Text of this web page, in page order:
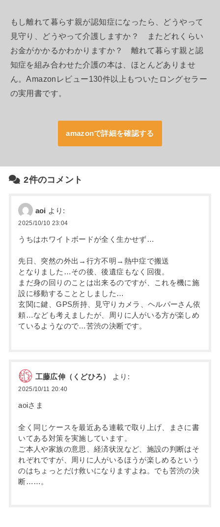
もし離れて暮らす親が認知症になったら、どうやって
見守り、どうやって介護しますか？ またどれくらい
お金がかかるかわかりますか？ 離れて暮らす親と認
知症を組み合わせた介護の本は、ほとんどありませ
ん。Amazonレビュー130件以上もついたロングセラー
の実用書です。
amazonで詳細を確認する
2件のコメント
aoi より:
2025/10/10 23:04
うちはホワイトボードが全く生かせず…
先日、突然の外出→行方不明→熱中症で搬送
となりました…その後、後遺症もなく回復。
まだ身の回りのことは出来るのですが、これを機に施
設に移動することとしました…
玄関に鍵、GPS所持、見守りカメラ、ヘルパーさん依
頼…なども考えましたが、周りに人がいる方が楽しめ
ているようなので…苦渋の決断です。
工藤広伸（くどひろ） より:
2025/10/11 20:40
aoiさま
全く同じケースを最近ある連載で取り上げ、まさに書
いてある対策を実施しています。
ご本人や家族の意思、経済状況など、施設の判断はそ
れぞれですが、周りに人がいるほうが楽しめるという
のはちょっとだけ救いになりますよね。でも苦渋の決
断……。